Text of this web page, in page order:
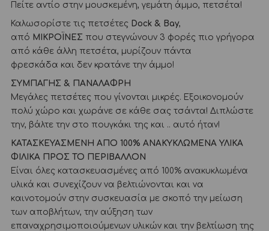
Πείτε αντίο στην μουσκεμένη, γεμάτη άμμο, πετσέτα!
Καλωσορίστε τις πετσέτεςDock & Bay,
από ΜΙΚΡΟΪΝΕΣ που στεγνώνουν 3 φορές πιο γρήγορα
από κάθε άλλη πετσέτα, μυρίζουν πάντα
φρεσκάδα και δεν κρατάνε την άμμο!
ΣΥΜΠΑΓΗΣ & ΠΑΝΑΛΑΦΡΗ
Μεγάλες πετσέτες που γίνονται μικρές. Εξοικονομούν
πολύ χώρο και χωράνε σε κάθε σας τσάντα! Διπλώστε
την, βάλτε την στο πουγκάκι της και .. αυτό ήταν!
ΚΑΤΑΣΚΕΥΑΣΜΕΝΗ ΑΠΟ 100% ΑΝΑΚΥΚΛΩΜΕΝΑ ΥΛΙΚΑ
ΦΙΛΙΚΑ ΠΡΟΣ ΤΟ ΠΕΡΙΒΑΛΛΟΝ
Είναι όλες κατασκευασμένες από 100% ανακυκλωμένα
υλικά και συνεχίζουν να βελτιώνονται και να
καινοτομούν στην συσκευασία με σκοπό την μείωση
των αποβλήτων, την αύξηση των
επαναχρησιμοποιούμενων υλικών και την βελτίωση της